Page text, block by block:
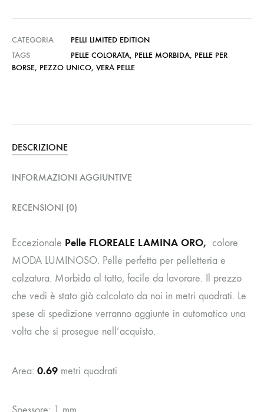
CATEGORIA
PELLI LIMITED EDITION
TAGS
PELLE COLORATA, PELLE MORBIDA, PELLE PER
BORSE, PEZZO UNICO, VERA PELLE
DESCRIZIONE
INFORMAZIONI AGGIUNTIVE
RECENSIONI (0)
Eccezionale Pelle FLOREALE LAMINA ORO, colore
MODA LUMINOSO. Pelle perfetta per pelletteria e
calzatura. Morbida al tatto, facile da lavorare. Il prezzo
che vedi è stato già calcolato da noi in metri quadrati. Le
spese di spedizione verranno aggiunte in automatico una
volta che si prosegue nell’acquisto.
Area: 0.69 metri quadrati